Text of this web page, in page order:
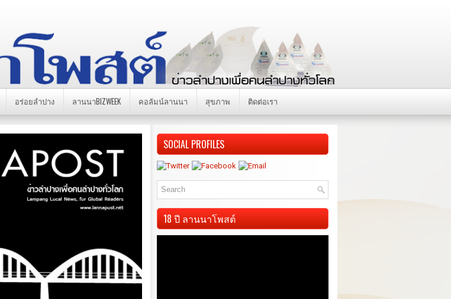
อร่อยลำปาง ลานนาBIZWEEK คอลัมน์ลานนา สุขภาพ ติดต่อเรา
SOCIAL PROFILES
18 ปี ลานนาโพสต์